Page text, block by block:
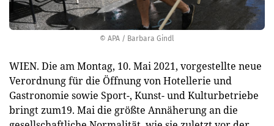
© APA / Barbara Gindl
WIEN. Die am Montag, 10. Mai 2021, vorgestellte neue
Verordnung für die Öffnung von Hotellerie und
Gastronomie sowie Sport-, Kunst- und Kulturbetriebe
bringt zum19. Mai die größte Annäherung an die